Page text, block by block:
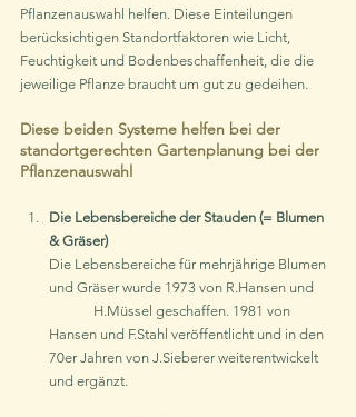
Pflanzenauswahl helfen. Diese Einteilungen
berücksichtigen Standortfaktoren wie Licht,
Feuchtigkeit und Bodenbeschaffenheit, die die
jeweilige Pflanze braucht um gut zu gedeihen.
Diese beiden Systeme helfen bei der
standortgerechten Gartenplanung bei der
Pflanzenauswahl
Die Lebensbereiche der Stauden (= Blumen
& Gräser)
Die Lebensbereiche für mehrjährige Blumen
und Gräser wurde 1973 von R.Hansen und
Hansen und F.Stahl veröffentlicht und in den
70er Jahren von J.Sieberer weiterentwickelt
und ergänzt.